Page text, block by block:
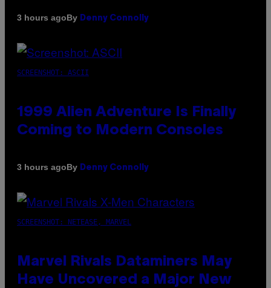
3 hours agoBy Denny Connolly
SCREENSHOT: ASCII
1999 Alien Adventure Is Finally
Coming to Modern Consoles
3 hours agoBy Denny Connolly
SCREENSHOT: NETEASE, MARVEL
Marvel Rivals Dataminers May
Have Uncovered a Major New